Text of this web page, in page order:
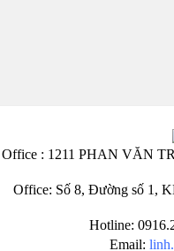
Office : 1211 PHAN VĂN
Office: Số 8, Đường số 1,
Hotline:
Email: